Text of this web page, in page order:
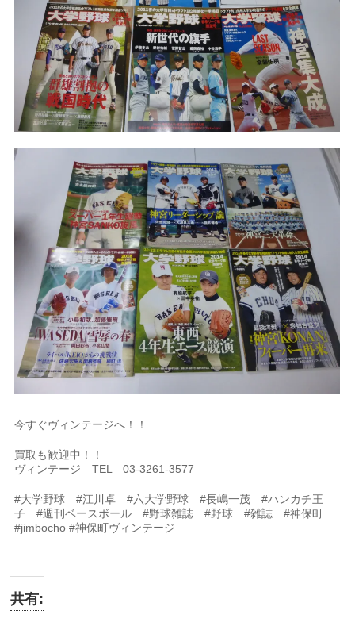
今すぐヴィンテージへ！！
買取も歓迎中！！
ヴィンテージ TEL 03-3261-3577
#大学野球 #江川卓 #六大学野球 #長嶋一茂 #ハンカチ王
子 #週刊ベースボール #野球雑誌 #野球 #雑誌 #神保町
#jimbocho #神保町ヴィンテージ
共有: